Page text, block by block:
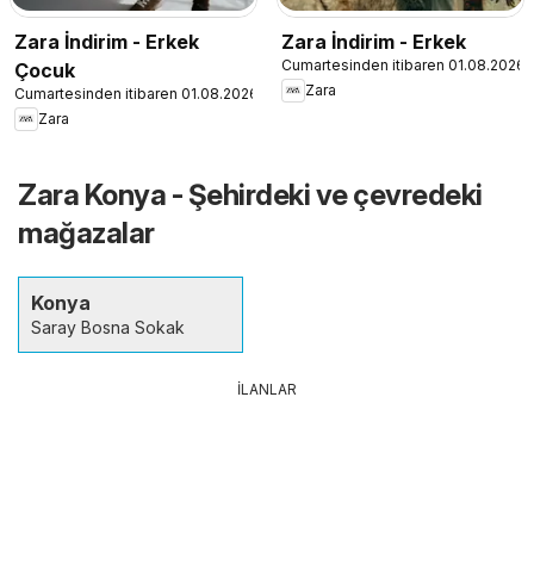
Zara İndirim - Erkek
Çocuk
Cumartesinden itibaren 01.08.2026
Zara
Zara İndirim - Erkek
Cumartesinden itibaren 01.08.2026
Zara
Zara Konya - Şehirdeki ve çevredeki
mağazalar
Konya
Saray Bosna Sokak
İLANLAR